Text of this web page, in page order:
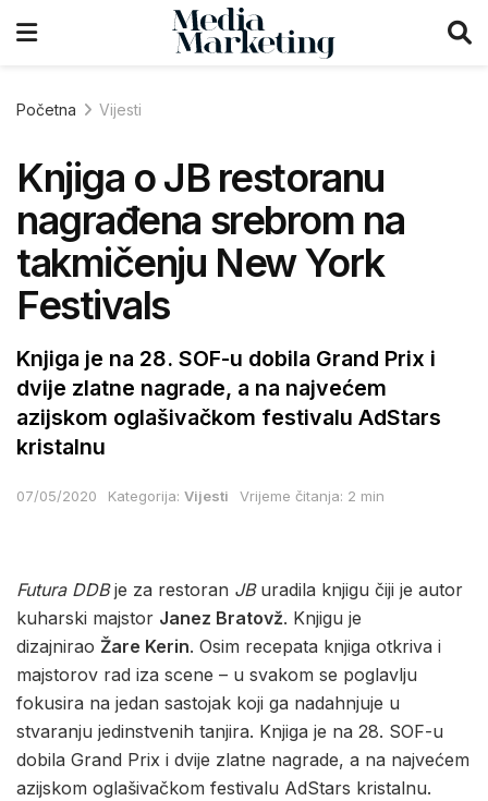
Početna Vijesti
Knjiga o JB restoranu
nagrađena srebrom na
takmičenju New York
Festivals
Knjiga je na 28. SOF-u dobila Grand Prix i
dvije zlatne nagrade, a na najvećem
azijskom oglašivačkom festivalu AdStars
kristalnu
07/05/2020 Kategorija: Vijesti Vrijeme čitanja: 2 min
Futura DDBje za restoran JBuradila knjigu čiji je autor
kuharski majstor Janez Bratovž. Knjigu je
dizajnirao Žare Kerin. Osim recepata knjiga otkriva i
majstorov rad iza scene – u svakom se poglavlju
fokusira na jedan sastojak koji ga nadahnjuje u
stvaranju jedinstvenih tanjira. Knjiga je na 28. SOF-u
dobila Grand Prix i dvije zlatne nagrade, a na najvećem
azijskom oglašivačkom festivalu AdStars kristalnu.